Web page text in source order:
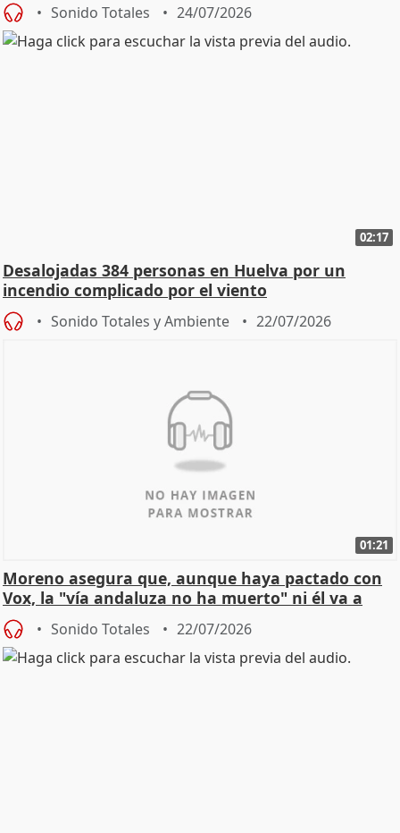
Sonido Totales 24/07/2026
02:17
Desalojadas 384 personas en Huelva por un
incendio complicado por el viento
Sonido Totales y Ambiente 22/07/2026
01:21
Moreno asegura que, aunque haya pactado con
Vox, la "vía andaluza no ha muerto" ni él va a
"cambiar"
Sonido Totales 22/07/2026